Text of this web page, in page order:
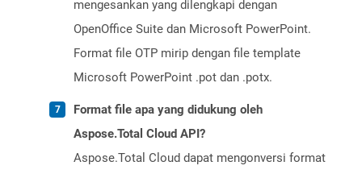
mengesankan yang dilengkapi dengan
OpenOffice Suite dan Microsoft PowerPoint.
Format file OTP mirip dengan file template
Microsoft PowerPoint .pot dan .potx.
Format file apa yang didukung oleh
Aspose.Total Cloud API?
Aspose.Total Cloud dapat mengonversi format